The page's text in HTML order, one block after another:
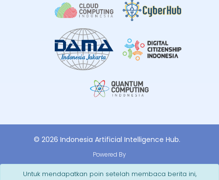
Untuk mendapatkan poin setelah membaca berita ini,
© 2026 Indonesia Artificial Intelligence Hub.
Powered By